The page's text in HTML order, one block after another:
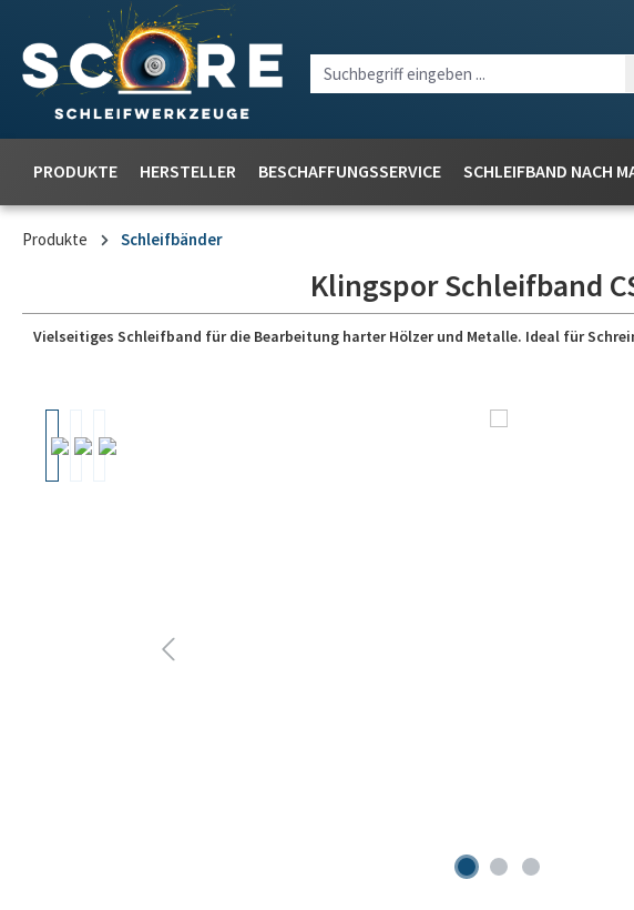
PRODUKTE HERSTELLER BESCHAFFUNGSSERVICE SCHLEIFBAND NACH
Produkte Schleifbänder
Klingspor Schleifband
Vielseitiges Schleifband für die Bearbeitung harter Hölzer und Metalle. Ideal für